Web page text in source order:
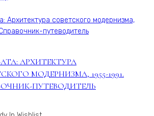
АРХИТЕКТУРА
МОДЕРНИЗМА, 1955-1991.
ПУТЕВОДИТЕЛЬ